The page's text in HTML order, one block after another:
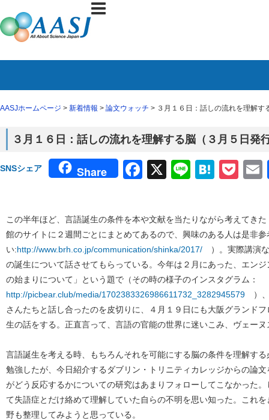
AASJホームページ > 新着情報 > 論文ウォッチ > ３月１６日：話しの流れを理解
３月１６日：話しの流れを理解する脳（３月５日発
SNSシェア Share Facebook
X Line
この半年ほど、言語誕生の条件を本や文献を当たりながら考えてき
館のサイトに２週間ごとにまとめてあるので、興味のある人は是非
い:http://www.brh.co.jp/communication/shinka/2017/ ）。実際講演
の誕生について話させてもらっている。今年は２月にあった、エン
の始まりについて」という題で（その時の様子のインスタグラム：
http://picbear.club/media/1702383326986611732_3282945579 ）、
さんたちと話し合ったのを皮切りに、４月１９日にも大阪グランド
生の話をする。正直言って、言語の官能の世界に迷いこみ、ヴェー
言語誕生を考える時、もちろんそれを可能にする脳の条件を理解す
勉強したが、今日紹介するダブリン・トリニティカレッジからの論
がどう反応するかについての研究はあまりフォローしてこなかった
て失語症とだけ絡めて理解していた自らの不明を思い知った。これ
野も整理してみようと思っている。